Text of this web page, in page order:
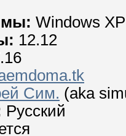
Windows
12.12
Сим. (aka
Русский